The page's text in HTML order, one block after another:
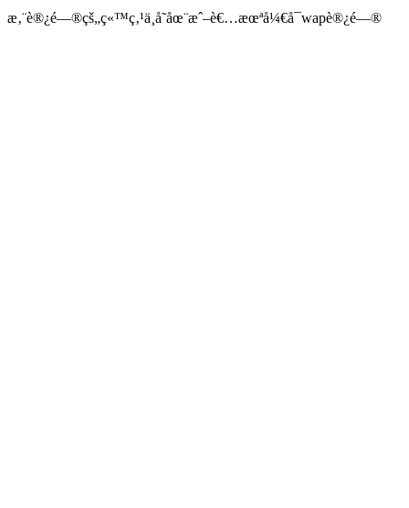
æ‚¨è®¿é—®çš„ç«™ç‚¹ä¸å­˜åœ¨æˆ–è€…æœªå¼€å¯wapè®¿é—®